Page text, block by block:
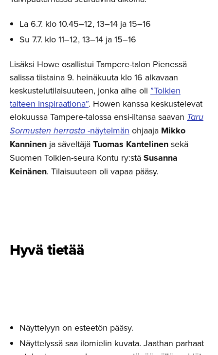
La 6.7. klo 10.45–12, 13–14 ja 15–16
Su 7.7. klo 11–12, 13–14 ja 15–16
Lisäksi Howe osallistui Tampere-talon Pienessä
salissa tiistaina 9. heinäkuuta klo 16 alkavaan
keskustelutilaisuuteen, jonka aihe oli ”Tolkien
taiteen inspiraationa”. Howen kanssa keskustelevat
elokuussa Tampere-talossa ensi-iltansa saavan Taru
Sormusten herrasta -näytelmän ohjaaja Mikko
Kanninen ja säveltäjä Tuomas Kantelinen sekä
Suomen Tolkien-seura Kontu ry:stä Susanna
Keinänen. Tilaisuuteen oli vapaa pääsy.
Hyvä tietää
Näyttelyyn on esteetön pääsy.
Näyttelyssä saa ilomielin kuvata. Jaathan parhaat